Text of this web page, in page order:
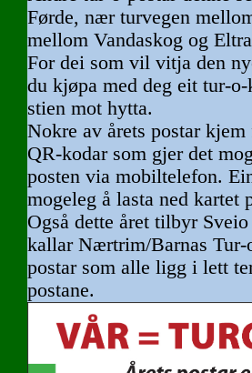
Førde, nær turvegen
mellom Vandaskog og
For dei som vil vitja den
du kjøpa med deg eit tur-
stien mot hytta.
Nokre av årets postar
QR-kodar som gjer det
posten via mobiltelefon.
mogeleg å lasta ned kartet
Også dette året tilbyr
kallar Nærtrim/Barnas
postar som alle ligg i lett
postane.